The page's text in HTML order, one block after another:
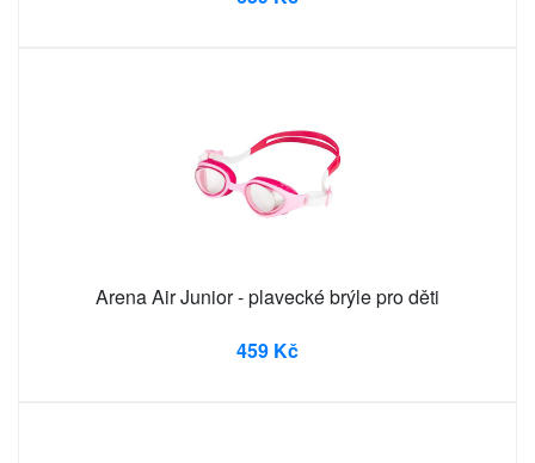
Arena Air Junior - plavecké brýle pro děti
459 Kč